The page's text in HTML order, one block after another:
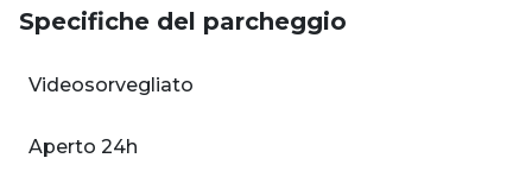
Specifiche del parcheggio
Videosorvegliato
Aperto 24h